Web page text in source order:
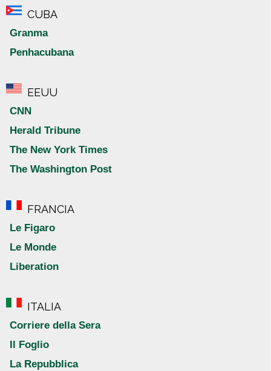
CUBA
Granma
Penhacubana
EEUU
CNN
Herald Tribune
The New York Times
The Washington Post
FRANCIA
Le Figaro
Le Monde
Liberation
ITALIA
Corriere della Sera
Il Foglio
La Repubblica